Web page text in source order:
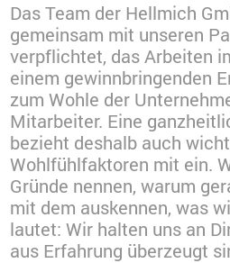
Das Team der Hellmich
gemeinsam mit unseren
verpflichtet, das Arbeiten
einem gewinnbringenden
zum Wohle der
Mitarbeiter. Eine
bezieht deshalb auch
Wohlfühlfaktoren mit ein.
Gründe nennen, warum
mit dem auskennen, was
lautet: Wir halten uns an
aus Erfahrung überzeugt